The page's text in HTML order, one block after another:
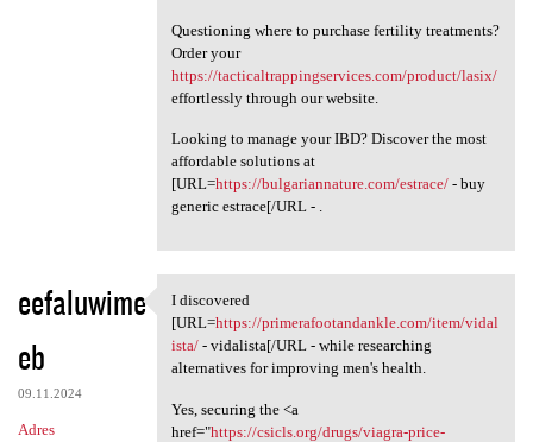
Questioning where to purchase fertility treatments?
Order your
https://tacticaltrappingservices.com/product/lasix/
effortlessly through our website.
Looking to manage your IBD? Discover the most
affordable solutions at
[URL=https://bulgariannature.com/estrace/- buy
generic estrace[/URL - .
eefaluwime
eb
09.11.2024
Adres
I discovered [URL=https:/
I discovered
[URL=https://primerafootandankle.com/item/vidal
ista/- vidalista[/URL - while researching
alternatives for improving men's health.
Yes, securing the <a
href="https://csicls.org/drugs/viagra-price-